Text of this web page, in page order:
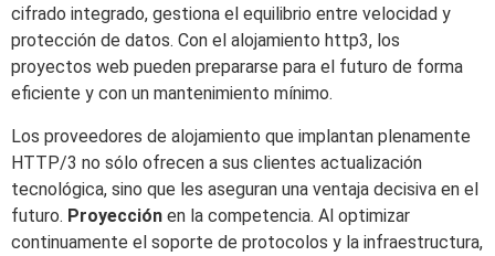
cifrado integrado, gestiona el equilibrio entre velocidad y
protección de datos. Con el alojamiento http3, los
proyectos web pueden prepararse para el futuro de forma
eficiente y con un mantenimiento mínimo.
Los proveedores de alojamiento que implantan plenamente
HTTP/3 no sólo ofrecen a sus clientes actualización
tecnológica, sino que les aseguran una ventaja decisiva en el
futuro. Proyección en la competencia. Al optimizar
continuamente el soporte de protocolos y la infraestructura,